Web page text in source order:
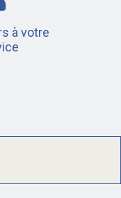
à votre